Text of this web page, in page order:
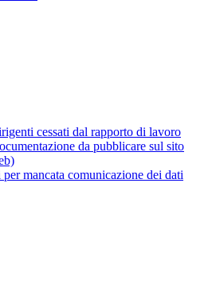
cessati dal rapporto di lavoro
da pubblicare sul sito
per mancata comunicazione dei dati